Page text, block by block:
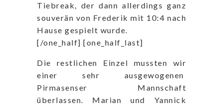
Tiebreak, der dann allerdings ganz
souverän von Frederik mit 10:4 nach
Hause gespielt wurde.
[/one_half] [one_half_last]
Die restlichen Einzel mussten wir
einer sehr ausgewogenen
Pirmasenser Mannschaft
überlassen. Marian und Yannick